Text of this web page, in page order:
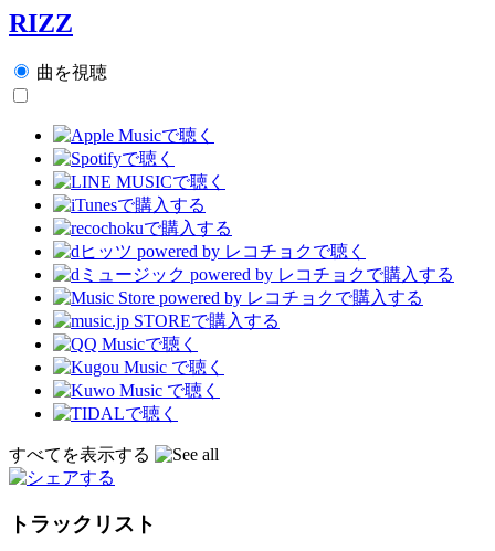
RIZZ
曲を視聴
すべてを表示する
トラックリスト